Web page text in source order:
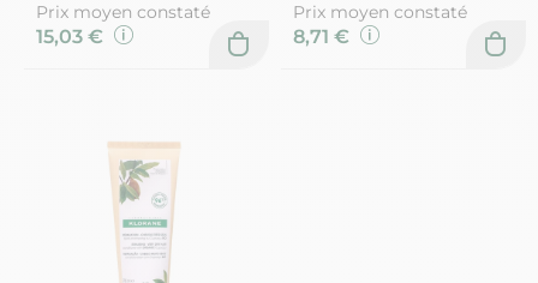
Prix moyen constaté
15,03 €
Prix moyen constaté
8,71 €